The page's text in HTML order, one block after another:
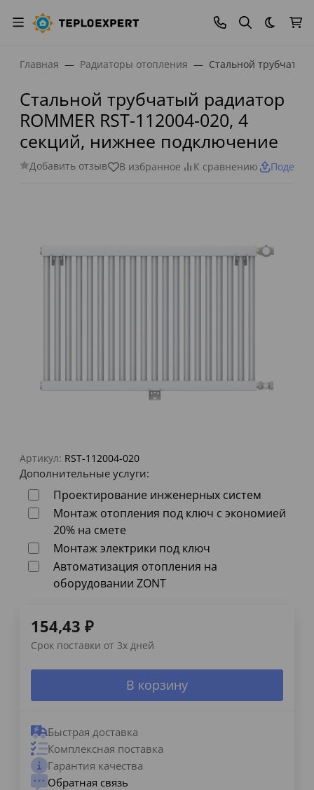
Темная
Главная Радиаторы отопления Стальной
Стальной трубчатый радиатор
ROMMER RST-112004-020, 4
секций, нижнее подключение
Добавить отзыв В избранное К сравнению
Артикул: RST-112004-020
Дополнительные услуги:
Проектирование инженерных систем
Монтаж отопления под ключ с экономией
20% на смете
Монтаж электрики под ключ
Автоматизация отопления на
оборудовании ZONT
154,43 ₽
Срок поставки от 3х дней
В корзину
Быстрая доставка
Комплексная поставка
Гарантия качества
Обратная связь